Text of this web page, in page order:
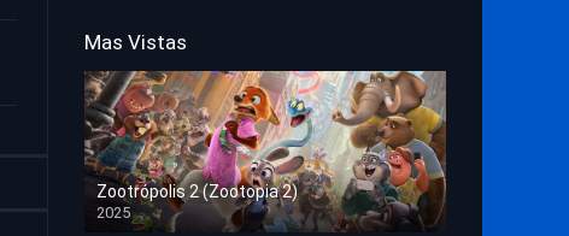
Mas Vistas
Zootrópolis 2 (Zootopia 2)
2025
HD 1080p